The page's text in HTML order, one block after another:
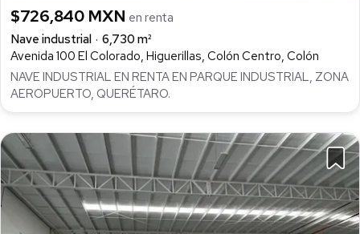
$726,840 MXN en renta
Nave industrial
6,730 m²
Avenida 100 El Colorado, Higuerillas, Colón Centro, Colón
NAVE INDUSTRIAL EN RENTA EN PARQUE INDUSTRIAL, ZONA
AEROPUERTO, QUERÉTARO.